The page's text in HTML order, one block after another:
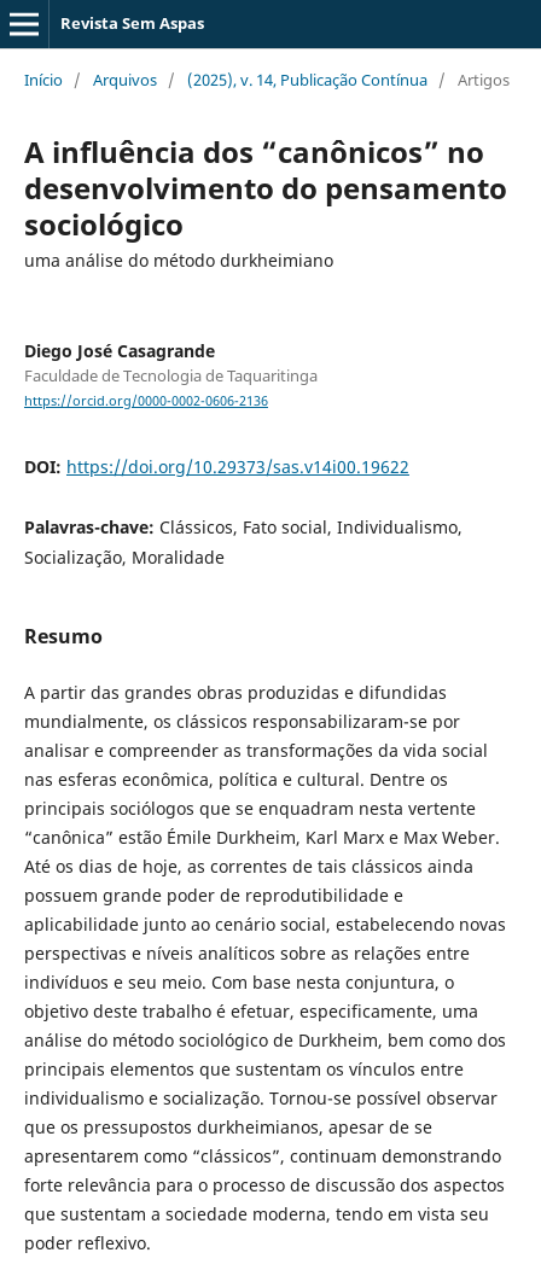
Revista Sem Aspas
Início / Arquivos / (2025), v. 14, Publicação Contínua / Artigos
A influência dos “canônicos” no
desenvolvimento do pensamento
sociológico
uma análise do método durkheimiano
Diego José Casagrande
Faculdade de Tecnologia de Taquaritinga
https://orcid.org/0000-0002-0606-2136
DOI: https://doi.org/10.29373/sas.v14i00.19622
Palavras-chave: Clássicos, Fato social, Individualismo,
Socialização, Moralidade
Resumo
A partir das grandes obras produzidas e difundidas
mundialmente, os clássicos responsabilizaram-se por
analisar e compreender as transformações da vida social
nas esferas econômica, política e cultural. Dentre os
principais sociólogos que se enquadram nesta vertente
“canônica” estão Émile Durkheim, Karl Marx e Max Weber.
Até os dias de hoje, as correntes de tais clássicos ainda
possuem grande poder de reprodutibilidade e
aplicabilidade junto ao cenário social, estabelecendo novas
perspectivas e níveis analíticos sobre as relações entre
indivíduos e seu meio. Com base nesta conjuntura, o
objetivo deste trabalho é efetuar, especificamente, uma
análise do método sociológico de Durkheim, bem como dos
principais elementos que sustentam os vínculos entre
individualismo e socialização. Tornou-se possível observar
que os pressupostos durkheimianos, apesar de se
apresentarem como “clássicos”, continuam demonstrando
forte relevância para o processo de discussão dos aspectos
que sustentam a sociedade moderna, tendo em vista seu
poder reflexivo.